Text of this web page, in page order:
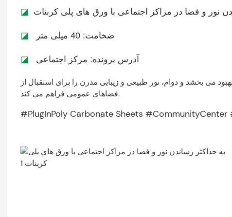
◪ نور و فضا در مراکز اجتماعی با ورق های پلی کربنات
◪ ضخامت: 40 میلی متر
◪ آدرس پرونده: مرکز اجتماعی
می بخشد و دوام، نور طبیعی و زیبایی مدرن را برای استقبال از
فضاهای عمومی فراهم می کند.
#PlugInPoly Carbonate Sheets